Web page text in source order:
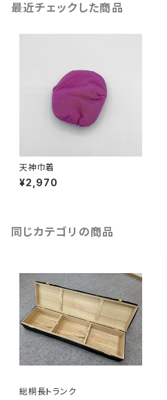
最近チェックした商品
天神巾着
¥2,970
同じカテゴリの商品
総桐長トランク